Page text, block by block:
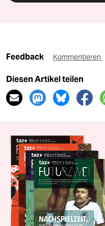
Feedback Kommentieren
Diesen Artikel teilen